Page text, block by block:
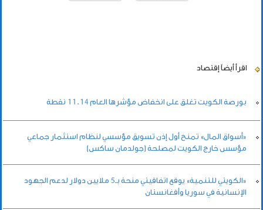
اقرأ أيضاً إقتصاد
بورصة الكويت تغلق على انخفاض مؤشرها العام 11.14 نقطة
«أسواق المال» تمنح أول إذن تسويق مؤسسي لنظام استثمار جماعي
مؤسس خارج الكويت لمصلحة (جولدمان ساكس)
«الكويتي للتنمية» يوقع اتفاقيتي منحة بـ5 ملايين دولار لدعم الجهود
الإنسانية في سوريا وأفغانستان